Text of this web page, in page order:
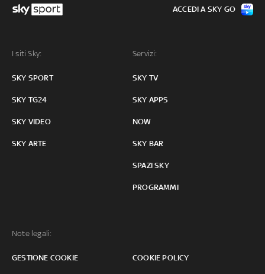
I siti Sky:
SKY SPORT
SKY TG24
SKY VIDEO
SKY ARTE
Servizi:
SKY TV
SKY APPS
NOW
SKY BAR
SPAZI SKY
PROGRAMMI
Note legali:
GESTIONE COOKIE COOKIE POLICY
ACCEDI A SKY GO